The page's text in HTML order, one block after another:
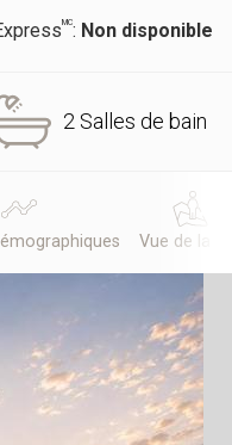
MC: Non disponible
2 Salles de bain
Vue de la